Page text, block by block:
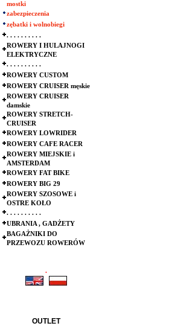
mostki
zabezpieczenia
zębatki i wolnobiegi
. . . . . . . . . .
ROWERY I HULAJNOGI
ELEKTRYCZNE
. . . . . . . . . .
ROWERY CUSTOM
ROWERY CRUISER męskie
ROWERY CRUISER
damskie
ROWERY STRETCH-
CRUISER
ROWERY LOWRIDER
ROWERY CAFE RACER
ROWERY MIEJSKIE i
AMSTERDAM
ROWERY FAT BIKE
ROWERY BIG 29
ROWERY SZOSOWE i
OSTRE KOŁO
. . . . . . . . . .
UBRANIA , GADŻETY
BAGAŻNIKI DO
PRZEWOZU ROWERÓW
.
OUTLET